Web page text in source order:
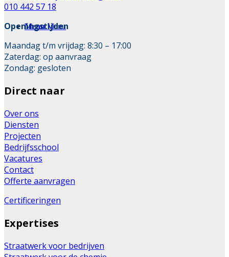
Menu Menu
010 442 57 18
Openingstijden
Maandag t/m vrijdag: 8:30 – 17:00
Zaterdag: op aanvraag
Zondag: gesloten
Direct naar
Over ons
Diensten
Projecten
Bedrijfsschool
Vacatures
Contact
Offerte aanvragen
Certificeringen
Expertises
Straatwerk voor bedrijven